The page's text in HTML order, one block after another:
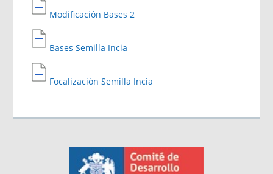
Modificación Bases 2
Bases Semilla Incia
Focalización Semilla Incia